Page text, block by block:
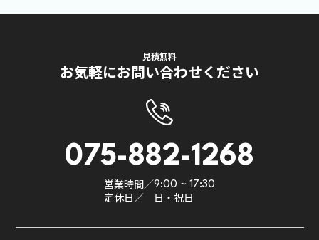
見積無料
お気軽にお問い合わせください
075-882-1268
営業時間／9:00 ~ 17:30
定休日／ 日・祝日